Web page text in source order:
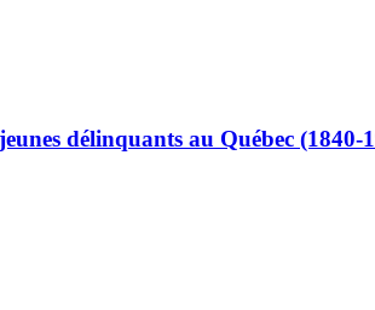
délinquants au Québec